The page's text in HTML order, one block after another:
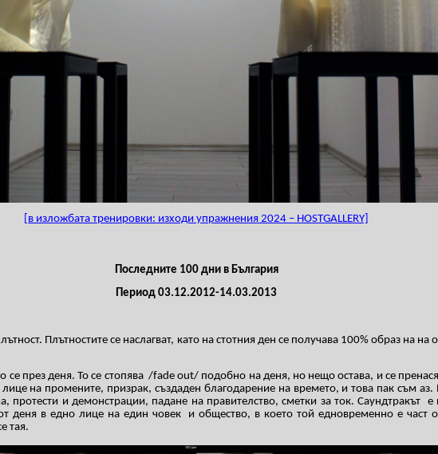
[в изложбата тренировки: изходи упражнения 2024 – HOSTGALLERY]
Последните 100 дни в България
Период 03.12.2012-14.03.2013
Плътностите се наслагват, като на стотния ден се получава 100% образ на
се през деня. То се стопява /fade out/ подобно на деня, но нещо остава, и се
на промените, призрак, създаден благодарение на времето, и това пак съм аз.
протести и демонстрации, падане на правителство, сметки за ток. Саундтракът
е
деня в едно лице на един човек
и общество, в което той едновременно е част
тая.